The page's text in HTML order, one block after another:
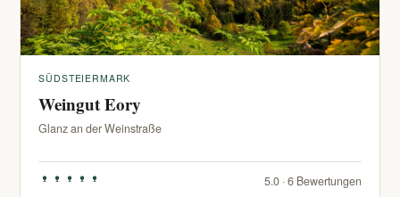
SÜDSTEIERMARK
Weingut Eory
Glanz an der Weinstraße
5.0 · 6 Bewertungen